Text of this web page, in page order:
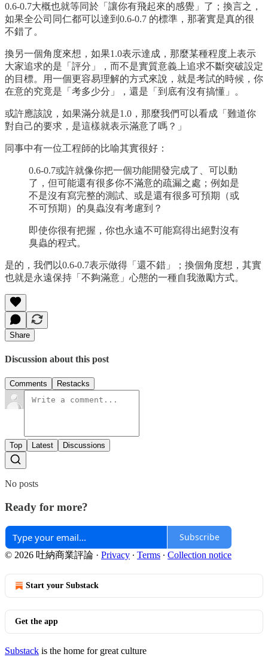
0.6-0.7大概也就等同於「讓你有飛起來的感覺」了；換言之，
如果全公司同仁都可以達到0.6-0.7 的標準，那著實是真的很
不錯了。
換另一個角度來想，如果1.0表示達成，那麼某種程度上表示
大家追求的是「評分」，而不是實質意義上追求不斷突破設定
的目標。用一個更容易理解的方式來說，就是考試的時候，你
在意的究竟是「考多少分」，還是「到底有沒有搞懂」。
或許應該說，如果滿分就是1.0，那麼我們可以看成「難道你
對自己的要求，是這樣就表示滿意了嗎？」
同事中有一位工程師的比喻其實很好：
0.6-0.7或許就像你把一個功能開發完成了、可以動
了，但可能還有很多你不滿意的疏漏之處；例如是
不是沒有寫完整的測試、或是還有很多可預期（或
不可預期）的臭蟲沒有考慮到？
即使你很有把握，你也永遠不可能寫得出絕對沒有
臭蟲的程式。
是的，我們以0.6-0.7表示做得「還不錯」；換個角度想，其實
也就是永遠保持「不夠滿意」心態的一種自我激勵方式。
Share
Discussion about this post
Comments Restacks
Top Latest Discussions
No posts
Ready for more?
Subscribe
© 2026 吐納商業評論 · Privacy ∙ Terms ∙ Collection notice
Start your Substack
Get the app
Substack is the home for great culture